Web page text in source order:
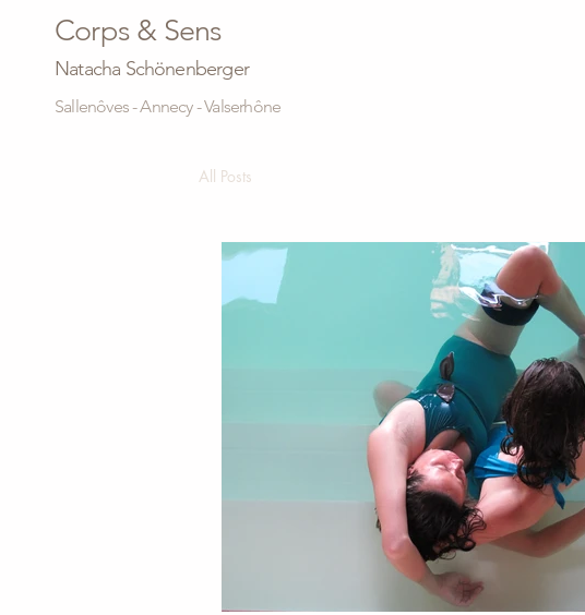
Corps & Sens
Natacha Schönenberger
Sallenôves - Annecy - Valserhône
All Posts